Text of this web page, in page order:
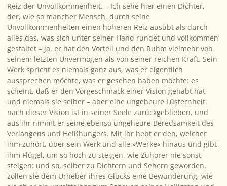
Reiz der Unvollkommenheit. – Ich sehe hier einen Dichter,
der, wie so mancher Mensch, durch seine
Unvollkommenheiten einen höheren Reiz ausübt als durch
alles das, was sich unter seiner Hand rundet und vollkommen
gestaltet – ja, er hat den Vorteil und den Ruhm vielmehr von
seinem letzten Unvermögen als von seiner reichen Kraft. Sein
Werk spricht es niemals ganz aus, was er eigentlich
aussprechen möchte, was er gesehen haben möchte: es
scheint, daß er den Vorgeschmack einer Vision gehabt hat,
und niemals sie selber – aber eine ungeheure Lüsternheit
nach dieser Vision ist in seiner Seele zurückgeblieben, und
aus ihr nimmt er seine ebenso ungeheure Beredsamkeit des
Verlangens und Heißhungers. Mit ihr hebt er den, welcher
ihm zuhört, über sein Werk und alle »Werke« hinaus und gibt
ihm Flügel, um so hoch zu steigen, wie Zuhörer nie sonst
steigen: und so, selber zu Dichtern und Sehern geworden,
zollen sie dem Urheber ihres Glücks eine Bewunderung, wie